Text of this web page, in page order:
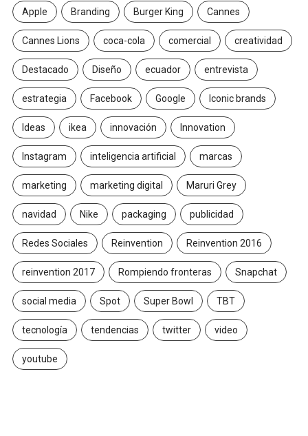
Apple Branding Burger King Cannes
Cannes Lions coca-cola comercial creatividad
Destacado Diseño ecuador entrevista
estrategia Facebook Google Iconic brands
Ideas ikea innovación Innovation
Instagram inteligencia artificial marcas
marketing marketing digital Maruri Grey
navidad Nike packaging publicidad
Redes Sociales Reinvention Reinvention 2016
reinvention 2017 Rompiendo fronteras Snapchat
social media Spot Super Bowl TBT
tecnología tendencias twitter video
youtube